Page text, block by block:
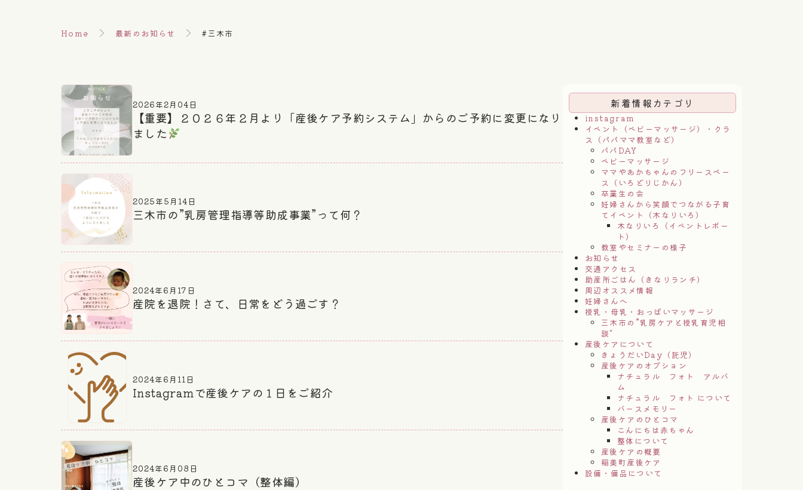
Home 最新のお知らせ #三木市
2026年2月04日
【重要】２０２６年２月より「産後ケア予約システム」からのご予約に変更になり
ました
2025年5月14日
三木市の”乳房管理指導等助成事業”って何？
2024年6月17日
産院を退院！さて、日常をどう過ごす？
2024年6月11日
Instagramで産後ケアの１日をご紹介
2024年6月08日
産後ケア中のひとコマ（整体編）
新着情報カテゴリ
instagram
イベント（ベビーマッサージ）・クラ
ス（パパママ教室など）
パパDAY
ベビーマッサージ
ママやあかちゃんのフリースペー
ス（いろどりじかん）
卒業生の会
妊婦さんから笑顔でつながる子育
てイベント（木なりいろ）
木なりいろ（イベントレポー
ト）
教室やセミナーの様子
お知らせ
交通アクセス
助産所ごはん（きなりランチ）
周辺オススメ情報
妊婦さんへ
授乳・母乳・おっぱいマッサージ
三木市の”乳房ケアと授乳育児相
談"
産後ケアについて
きょうだいDay（託児）
産後ケアのオプション
ナチュラル フォト アルバ
ム
ナチュラル フォト について
バースメモリー
産後ケアのひとコマ
こんにちは赤ちゃん
整体について
産後ケアの概要
稲美町産後ケア
設備・備品について